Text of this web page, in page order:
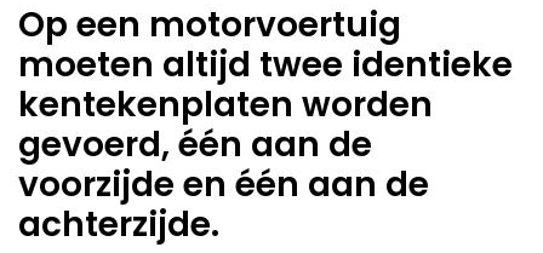
Op een motorvoertuig
moeten altijd twee identieke
kentekenplaten worden
gevoerd, één aan de
voorzijde en één aan de
achterzijde.